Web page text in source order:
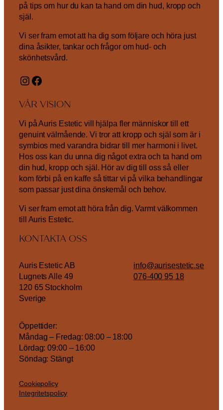
på tips om hur du kan ta hand om din hud, kropp och
själ.
Vi ser fram emot att ha dig som följare och höra just
dina åsikter, tankar och frågor om hud- och
skönhetsvård.
Instagram
Facebook
VÅR VISION
Vi på Auris Estetic vill hjälpa fler människor till ett
genuint välmående. Vi tror att kropp och själ som är i
symbios med varandra bidrar till mer harmoni i livet.
Hos oss kan du unna dig något extra och ta hand om
din hud, kropp och själ. Hör av dig till oss så eller
kom förbi på en kaffe så tittar vi på vilka behandlingar
som passar just dina önskemål och behov.
Vi ser fram emot att höra från dig. Varmt välkommen
till Auris Estetic.
KONTAKTA OSS
Auris Estetic AB
Lugnets Alle 49
120 65 Stockholm
Sverige
info@aurisestetic.se
076-400 95 18
Öppettider:
Måndag – Fredag: 08:00 – 18:00
Lördag: 09:00 – 16:00
Söndag: Stängt
Cookiepolicy
Integritetspolicy